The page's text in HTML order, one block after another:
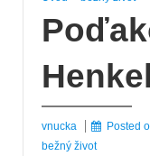
Henkel
vnucka Posted
bežný život